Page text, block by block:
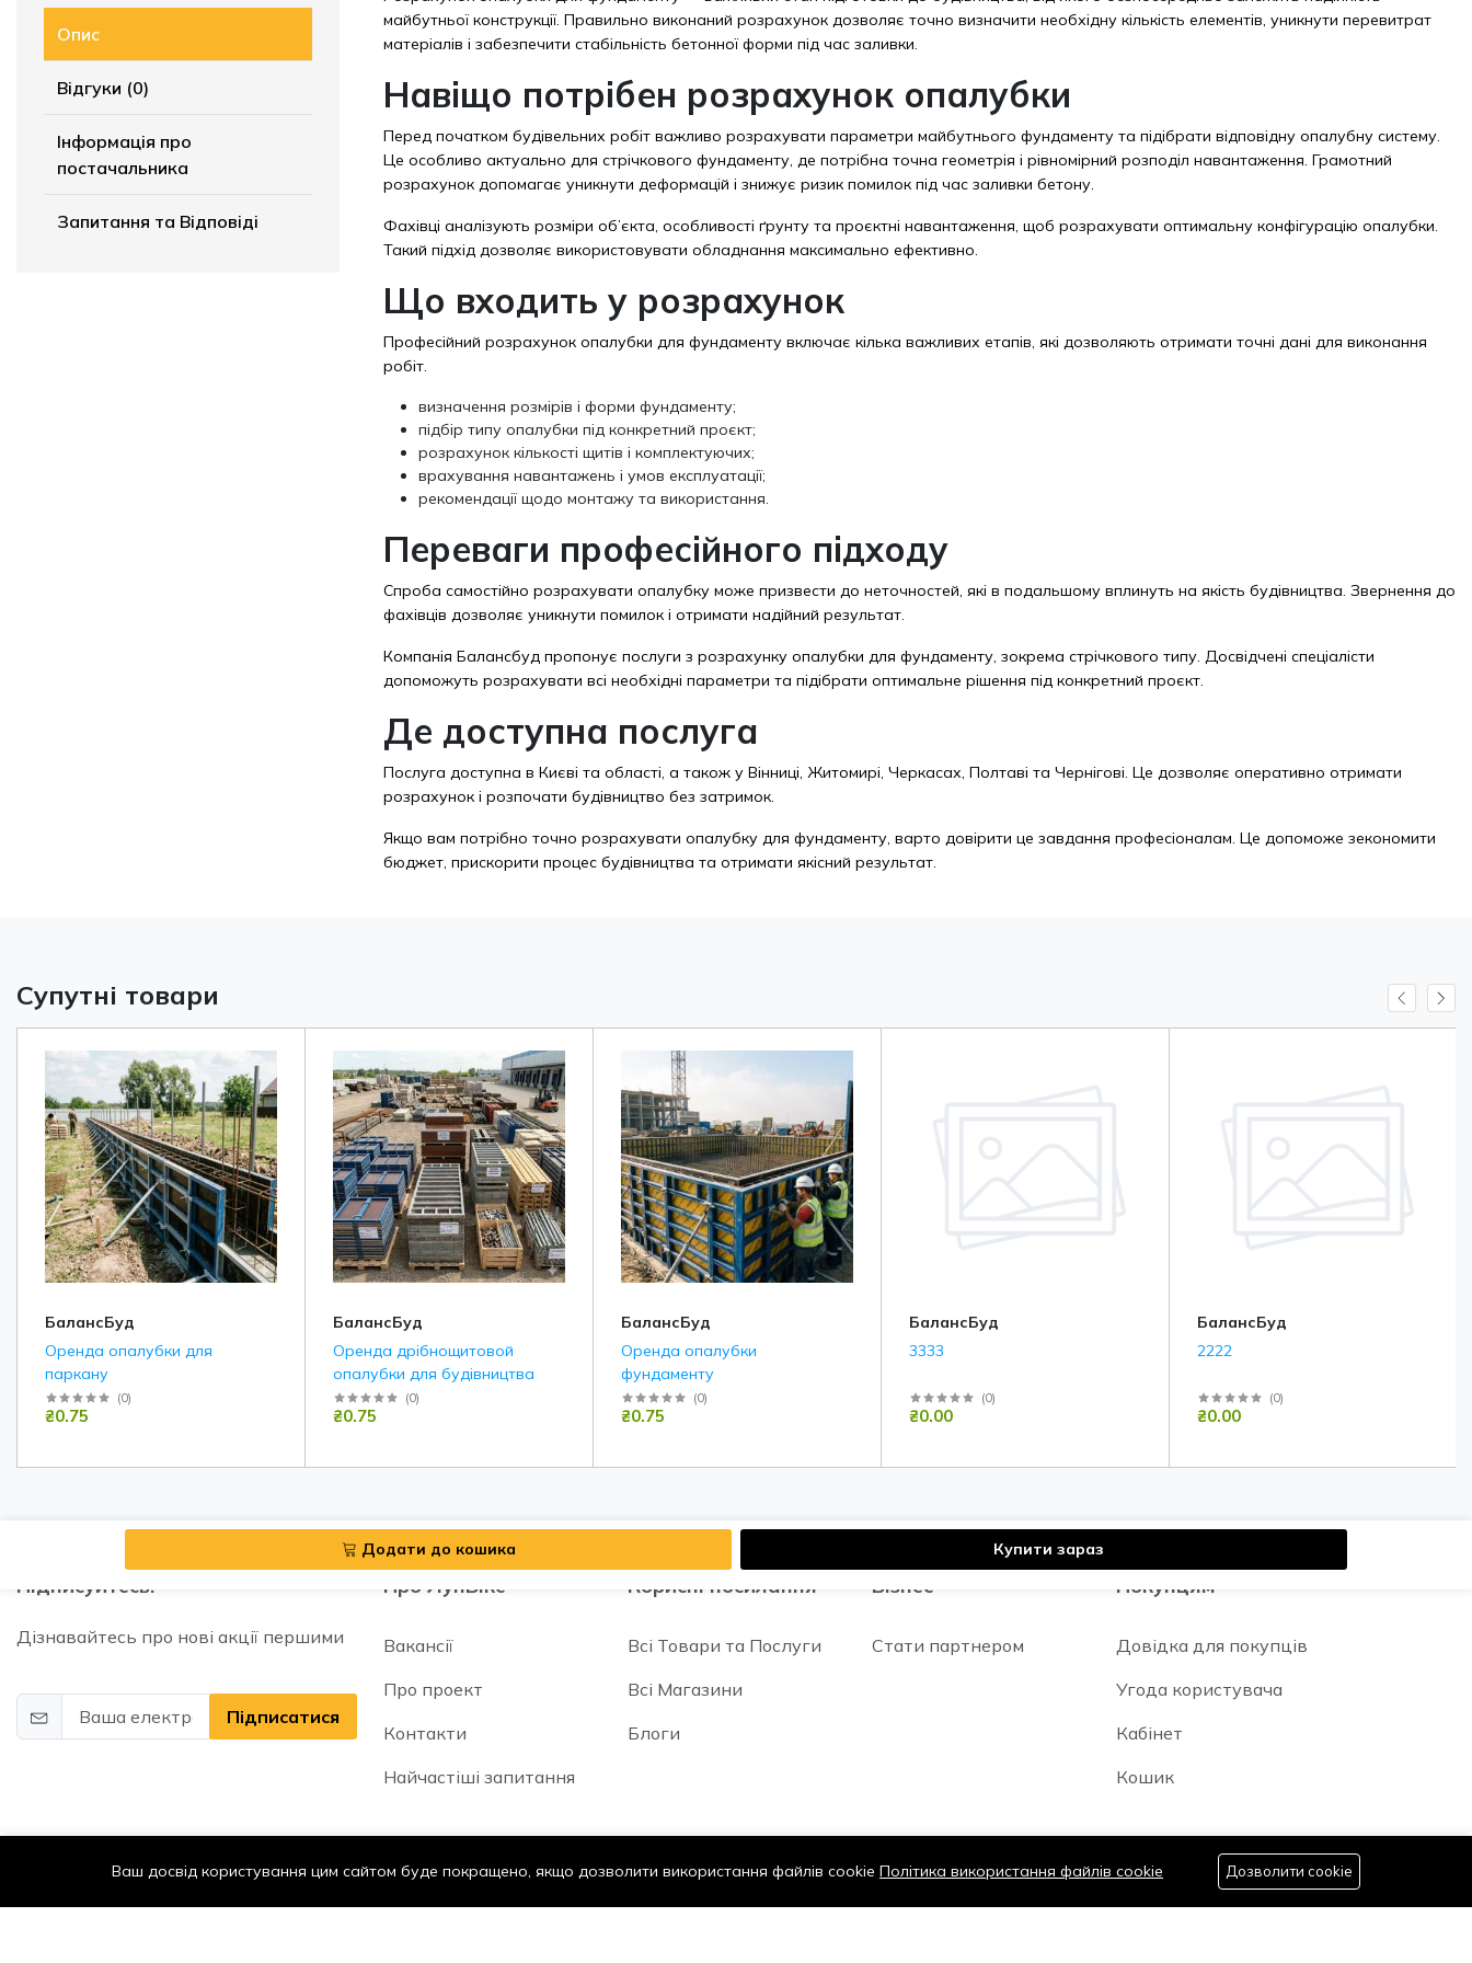
Опис
Відгуки (0)
Інформація про
постачальника
Запитання та Відповіді
майбутньої конструкції. Правильно виконаний розрахунок дозволяє точно визначити необхідну кількість елементів, уникнути перевитрат
матеріалів і забезпечити стабільність бетонної форми під час заливки.
Навіщо потрібен розрахунок опалубки
Перед початком будівельних робіт важливо розрахувати параметри майбутнього фундаменту та підібрати відповідну опалубну систему.
Це особливо актуально для стрічкового фундаменту, де потрібна точна геометрія і рівномірний розподіл навантаження. Грамотний
розрахунок допомагає уникнути деформацій і знижує ризик помилок під час заливки бетону.
Фахівці аналізують розміри об’єкта, особливості ґрунту та проєктні навантаження, щоб розрахувати оптимальну конфігурацію опалубки.
Такий підхід дозволяє використовувати обладнання максимально ефективно.
Що входить у розрахунок
Професійний розрахунок опалубки для фундаменту включає кілька важливих етапів, які дозволяють отримати точні дані для виконання
робіт.
визначення розмірів і форми фундаменту;
підбір типу опалубки під конкретний проєкт;
розрахунок кількості щитів і комплектуючих;
врахування навантажень і умов експлуатації;
рекомендації щодо монтажу та використання.
Переваги професійного підходу
Спроба самостійно розрахувати опалубку може призвести до неточностей, які в подальшому вплинуть на якість будівництва. Звернення до
фахівців дозволяє уникнути помилок і отримати надійний результат.
Компанія Балансбудпропонує послуги з розрахунку опалубки для фундаменту, зокрема стрічкового типу. Досвідчені спеціалісти
допоможуть розрахувати всі необхідні параметри та підібрати оптимальне рішення під конкретний проєкт.
Де доступна послуга
Послуга доступна в Києві та області, а також у Вінниці, Житомирі, Черкасах, Полтаві та Чернігові. Це дозволяє оперативно отримати
розрахунок і розпочати будівництво без затримок.
Якщо вам потрібно точно розрахувати опалубку для фундаменту, варто довірити це завдання професіоналам. Це допоможе зекономити
бюджет, прискорити процес будівництва та отримати якісний результат.
Супутні товари
БалансБуд
Оренда опалубки для
паркану
(0)
₴0.75
БалансБуд
Оренда дрібнощитовой
опалубки для будівництва
(0)
₴0.75
БалансБуд
Оренда опалубки
фундаменту
(0)
₴0.75
БалансБуд
3333
(0)
₴0.00
БалансБуд
2222
(0)
₴0.00
Додати до кошика Купити зараз
Підписуйтесь!
Дізнавайтесь про нові акції першими
Підписатися
Про ЛунБікс
Вакансії
Про проект
Контакти
Найчастіші запитання
Корисні посилання
Всі Товари та Послуги
Всі Магазини
Блоги
Бізнес
Стати партнером
Покупцям
Довідка для покупців
Угода користувача
Кабінет
Кошик
Ваш досвід користування цим сайтом буде покращено, якщо дозволити використання файлів cookie Політика використання файлів cookie Дозволити cookie